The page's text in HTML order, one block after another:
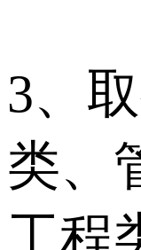
3、
类、
工程